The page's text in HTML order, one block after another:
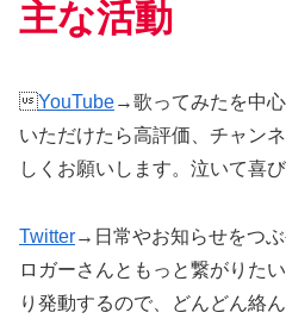
主な活動
YouTube→歌ってみたを中
いただけたら高評価、チャン
しくお願いします。泣いて喜び
Twitter→日常やお知らせをつ
ロガーさんともっと繋がりた
り発動するので、どんどん絡